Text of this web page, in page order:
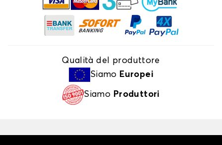
Qualità del produttore
Siamo Europei
Siamo Produttori